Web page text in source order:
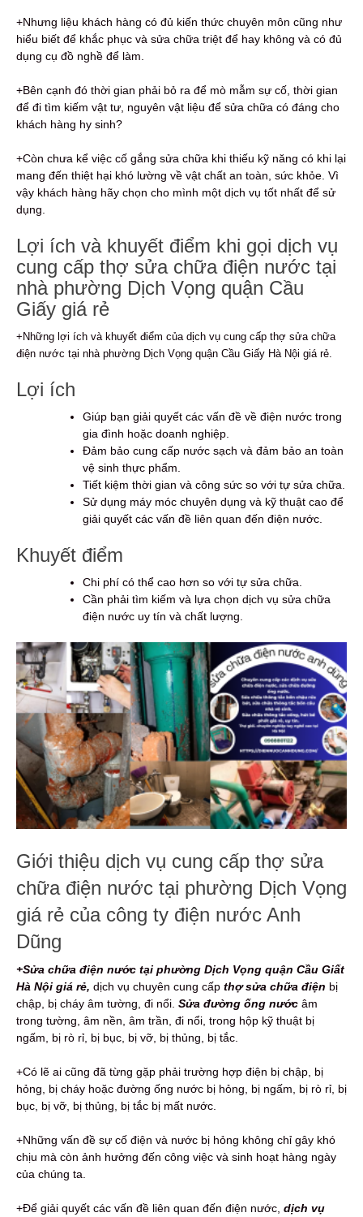
+Nhưng liệu khách hàng có đủ kiến thức chuyên môn cũng như
hiểu biết để khắc phục và sửa chữa triệt để hay không và có đủ
dụng cụ đồ nghề để làm.
+Bên cạnh đó thời gian phải bỏ ra để mò mẫm sự cố, thời gian
để đi tìm kiếm vật tư, nguyên vật liệu để sửa chữa có đáng cho
khách hàng hy sinh?
+Còn chưa kể việc cố gắng sửa chữa khi thiếu kỹ năng có khi lại
mang đến thiệt hại khó lường về vật chất an toàn, sức khỏe. Vì
vậy khách hàng hãy chọn cho mình một dịch vụ tốt nhất để sử
dụng.
Lợi ích và khuyết điểm khi gọi dịch vụ
cung cấp thợ sửa chữa điện nước tại
nhà phường Dịch Vọng quận Cầu
Giấy giá rẻ
+Những lợi ích và khuyết điểm của dịch vụ cung cấp thợ sửa chữa
điện nước tại nhà phường Dịch Vọng quận Cầu Giấy Hà Nội giá rẻ.
Lợi ích
Giúp bạn giải quyết các vấn đề về điện nước trong
gia đình hoặc doanh nghiệp.
Đảm bảo cung cấp nước sạch và đảm bảo an toàn
vệ sinh thực phẩm.
Tiết kiệm thời gian và công sức so với tự sửa chữa.
Sử dụng máy móc chuyên dụng và kỹ thuật cao để
giải quyết các vấn đề liên quan đến điện nước.
Khuyết điểm
Chi phí có thể cao hơn so với tự sửa chữa.
Cần phải tìm kiếm và lựa chọn dịch vụ sửa chữa
điện nước uy tín và chất lượng.
Giới thiệu dịch vụ cung cấp thợ sửa
chữa điện nước tại phường Dịch Vọng
giá rẻ của công ty điện nước Anh
Dũng
+Sửa chữa điện nước tại phường Dịch Vọng quận Cầu Giất
Hà Nội giá rẻ, dịch vụ chuyên cung cấp thợ sửa chữa điện bị
chập, bị cháy âm tường, đi nổi. Sửa đường ống nước âm
trong tường, âm nền, âm trần, đi nổi, trong hộp kỹ thuật bị
ngấm, bị rò rỉ, bị bục, bị vỡ, bị thủng, bị tắc.
+Có lẽ ai cũng đã từng gặp phải trường hợp điện bị chập, bị
hỏng, bị cháy hoặc đường ống nước bị hỏng, bị ngấm, bị rò rỉ, bị
bục, bị vỡ, bị thủng, bị tắc bị mất nước.
+Những vấn đề sự cố điện và nước bị hỏng không chỉ gây khó
chịu mà còn ảnh hưởng đến công việc và sinh hoạt hàng ngày
của chúng ta.
+Để giải quyết các vấn đề liên quan đến điện nước, dịch vụ